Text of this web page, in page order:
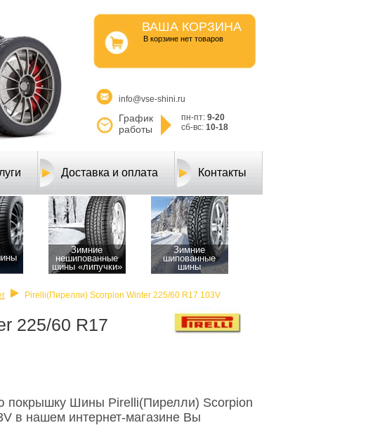
ВАША КОРЗИНА
B корзине нет товаров
info@vse-shini.ru
График
работы
пн-пт: 9-20
сб-вс: 10-18
Доставка и оплата Контакты
Зимние
нешипованные
шины «липучки»
Зимние
шипованные
шины
Pirelli(Пирелли) Scorpion Winter 225/60 R17 103V
225/60 R17
покрышку Шины Pirelli(Пирелли) Scorpion
в нашем интернет-магазине Вы